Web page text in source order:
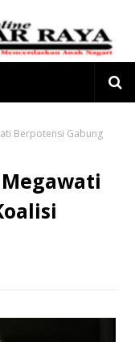
Berpotensi Gabung